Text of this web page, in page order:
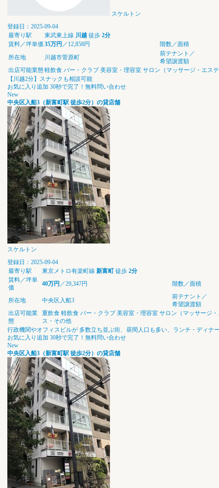
スケルトン
登録日：2025-09-04
最寄り駅
東武東上線 川越 徒歩 2分
賃料／坪単価 35万円 ／12,858円
階数／面積
所在地
川越市菅原町
前テナント／
希望譲渡額
出店可能業態軽飲食 バー・クラブ 美容室・理容室 サロン（マッサージ・エス
【川越2分】スナックも相談可能
お気に入り追加 30秒で完了！無料問い合わせ
New
中央区入船3（新富町駅 徒歩2分）の貸店舗
スケルトン
登録日：2025-09-04
最寄り駅
東京メトロ有楽町線 新富町 徒歩 2分
賃料／坪単
価
40万円 ／29,347円 階数／面積
所在地 中央区入船3
前テナント／
希望譲渡額
出店可能業
態
重飲食 軽飲食 バー・クラブ 美容室・理容室 サロン（マッサージ
ス・その他
⾏政機関やオフィスビルが 多数⽴ち並ぶ街、昼間⼈⼝も多い、ランチ・ディナ
お気に入り追加 30秒で完了！無料問い合わせ
New
中央区入船3（新富町駅 徒歩2分）の貸店舗